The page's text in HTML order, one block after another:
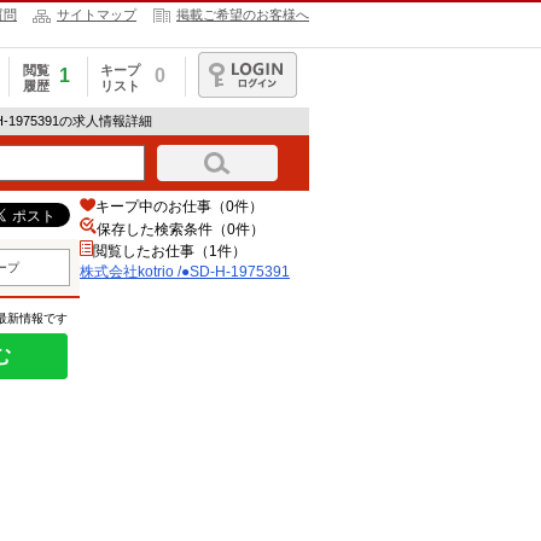
問 サイトマップ 掲載ご希望のお客様へ
閲覧
履歴
1
キープ
リスト
0
ログイン
1975391の求人情報詳細
プ
新情報です
キープ中のお仕事（0件）
保存した検索条件（0件）
閲覧したお仕事（1件）
株式会社kotrio /●SD-H-1975391